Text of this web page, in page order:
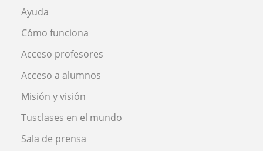
Ayuda
Cómo funciona
Acceso profesores
Acceso a alumnos
Misión y visión
Tusclases en el mundo
Sala de prensa